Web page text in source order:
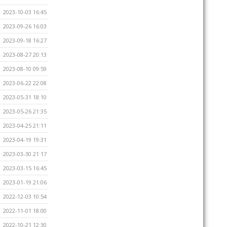
2023-10-03 16:45
2023-09-26 16:03
2023-09-18 16:27
2023-08-27 20:13
2023-08-10 09:59
2023-06-22 22:08
2023-05-31 18:10
2023-05-26 21:35
2023-04-25 21:11
2023-04-19 19:31
2023-03-30 21:17
2023-03-15 16:45
2023-01-19 21:06
2022-12-03 10:54
2022-11-01 18:00
2022-10-21 12:30